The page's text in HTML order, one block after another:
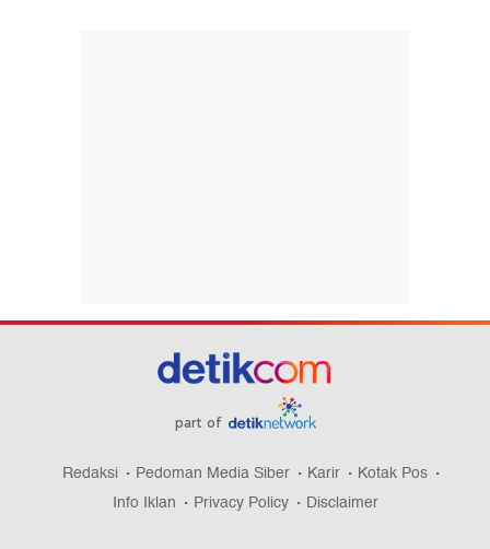
part of
Redaksi Pedoman Media Siber Karir
Kotak Pos
Info Iklan
Privacy Policy Disclaimer